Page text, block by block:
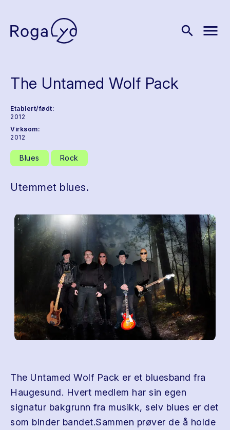
search menu
The Untamed Wolf Pack
Etablert/født:
2012
Virksom:
2012
Blues Rock
Utemmet blues.
The Untamed Wolf Pack er et bluesband fra
Haugesund. Hvert medlem har sin egen
signatur bakgrunn fra musikk, selv blues er det
som binder bandet.Sammen prøver de å holde